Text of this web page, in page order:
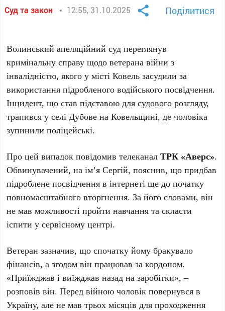
Суд та закон 12:55, 31.10.2025 Поділитися
Волинський апеляційний суд переглянув
кримінальну справу щодо ветерана війни з
інвалідністю, якого у місті Ковель засудили за
використання підробленого водійського посвідчення.
Інцидент, що став підставою для судового розгляду,
трапився у селі Дубове на Ковельщині, де чоловіка
зупинили поліцейські.
Про цей випадок повідомив телеканалТРК «Аверс».
Обвинувачений, на ім’я Сергій, пояснив, що придбав
підроблене посвідчення в інтернеті ще до початку
повномасштабного вторгнення. За його словами, він
не мав можливості пройти навчання та скласти
іспити у сервісному центрі.
Ветеран зазначив, що спочатку йому бракувало
фінансів, а згодом він працював за кордоном.
«Приїжджав і виїжджав назад на заробітки», –
розповів він. Перед війною чоловік повернувся в
Україну, але не мав трьох місяців для проходження